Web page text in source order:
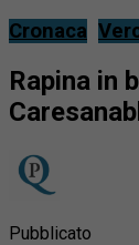
Cronaca
Rapina in
Pubblicato